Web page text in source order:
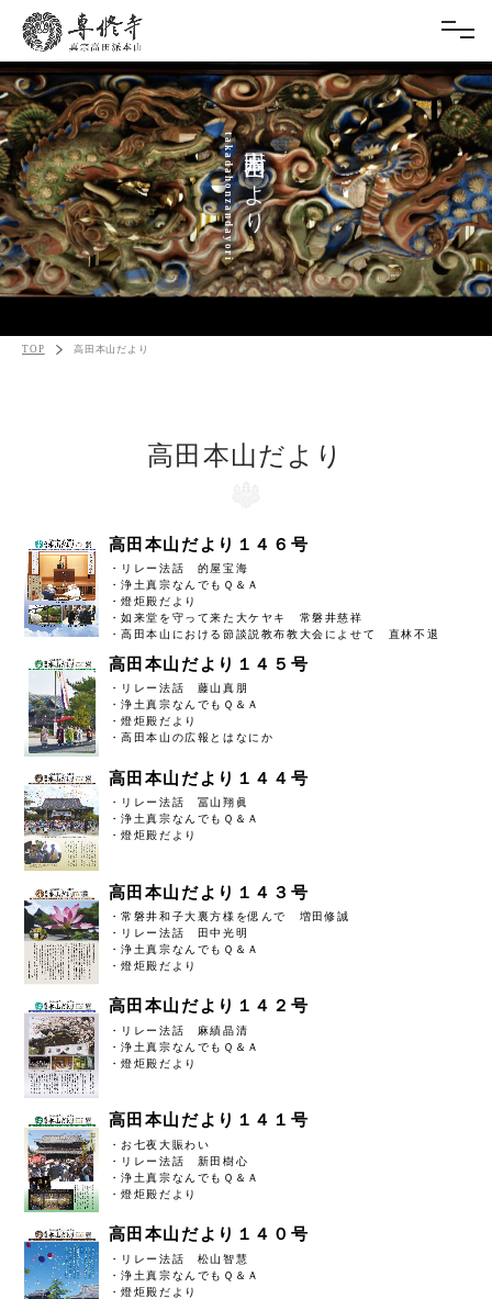
高田本山だより
takadahonzandayori
TOP 高田本山だより
高田本山だより
高田本山だより１４６号
・リレー法話 的屋宝海
・浄土真宗なんでもＱ＆Ａ
・燈炬殿だより
・如来堂を守って来た大ケヤキ 常磐井慈祥
・高田本山における節談説教布教大会によせて 直林不退
高田本山だより１４５号
・リレー法話 藤山真朋
・浄土真宗なんでもＱ＆Ａ
・燈炬殿だより
・高田本山の広報とはなにか
高田本山だより１４４号
・リレー法話 冨山翔眞
・浄土真宗なんでもＱ＆Ａ
・燈炬殿だより
高田本山だより１４３号
・常磐井和子大裏方様を偲んで 増田修誠
・リレー法話 田中光明
・浄土真宗なんでもＱ＆Ａ
・燈炬殿だより
高田本山だより１４２号
・リレー法話 麻績晶清
・浄土真宗なんでもＱ＆Ａ
・燈炬殿だより
高田本山だより１４１号
・お七夜大賑わい
・リレー法話 新田樹心
・浄土真宗なんでもＱ＆Ａ
・燈炬殿だより
高田本山だより１４０号
・リレー法話 松山智慧
・浄土真宗なんでもＱ＆Ａ
・燈炬殿だより